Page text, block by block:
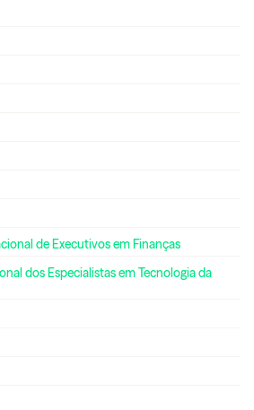
de Executivos em Finanças
dos Especialistas em Tecnologia da